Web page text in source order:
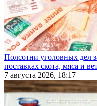
Полсотни уголовных дел
поставках скота, мяса и
7 августа 2026, 18:17